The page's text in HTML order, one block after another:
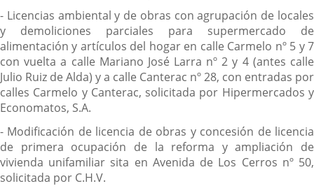
- Licencias ambiental y de obras con agrupación de locales
y demoliciones parciales para supermercado de
alimentación y artículos del hogar en calle Carmelo nº 5 y 7
con vuelta a calle Mariano José Larra nº 2 y 4 (antes calle
Julio Ruiz de Alda) y a calle Canterac nº 28, con entradas por
calles Carmelo y Canterac, solicitada por Hipermercados y
Economatos, S.A.
- Modificación de licencia de obras y concesión de licencia
de primera ocupación de la reforma y ampliación de
vivienda unifamiliar sita en Avenida de Los Cerros nº 50,
solicitada por C.H.V.